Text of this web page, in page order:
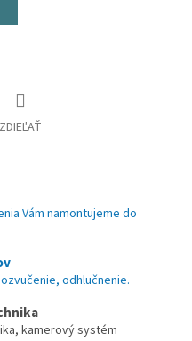
ZDIEĽAŤ
Vám namontujeme do
odhlučnenie.
kamerový systém